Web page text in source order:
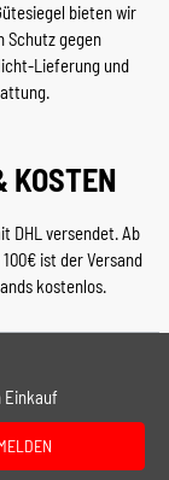
bieten wir
Schutz gegen
Lieferung und
KOSTEN
DHL versendet. Ab
ist der Versand
kostenlos.
Einkauf